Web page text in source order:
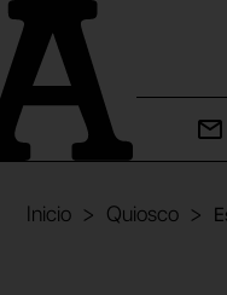
Inicio Quiosco